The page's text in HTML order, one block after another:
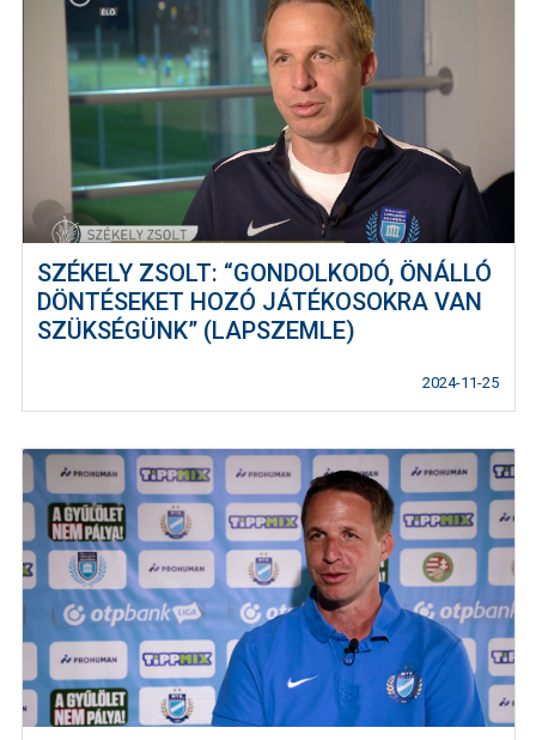
SZÉKELY ZSOLT: “GONDOLKODÓ, ÖNÁLLÓ
DÖNTÉSEKET HOZÓ JÁTÉKOSOKRA VAN
SZÜKSÉGÜNK” (LAPSZEMLE)
2024-11-25